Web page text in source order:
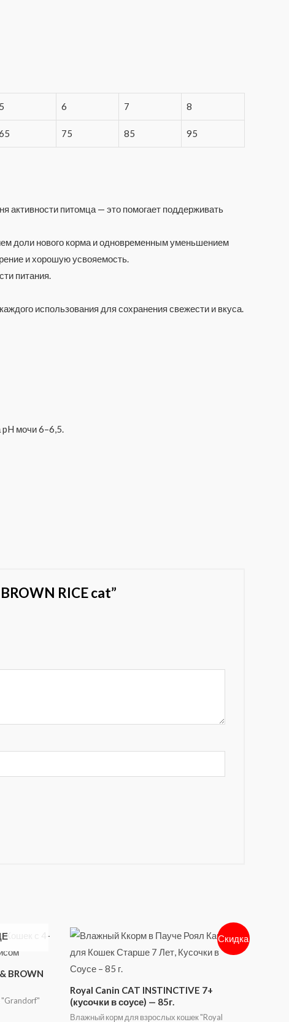
5 6 7 8
75 85 95
активности питомца — это помогает поддерживать
доли нового корма и одновременным уменьшением
и хорошую усвояемость.
питания.
использования для сохранения свежести и вкуса.
мочи 6–6,5.
RICE cat”
BROWN
"Grandorf"
Скидка
Royal Canin CAT INSTINCTIVE 7+
(кусочки в соусе) — 85г.
Влажный корм для взрослых кошек "Royal